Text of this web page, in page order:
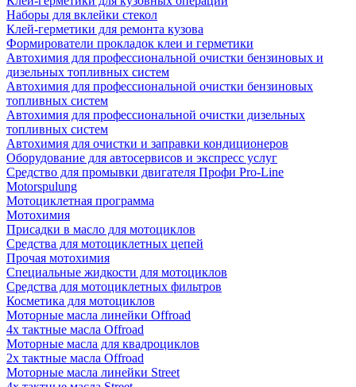
Наборы для вклейки стекол
Клей-герметики для ремонта кузова
Формирователи прокладок клеи и герметики
Автохимия для профессиональной очистки бензиновых и
дизельных топливных систем
Автохимия для профессиональной очистки бензиновых
топливных систем
Автохимия для профессиональной очистки дизельных
топливных систем
Автохимия для очистки и заправки кондиционеров
Оборудование для автосервисов и экспресс услуг
Средство для промывки двигателя Профи Pro-Line
Motorspulung
Мотоциклетная программа
Мотохимия
Присадки в масло для мотоциклов
Средства для мотоциклетных цепей
Прочая мотохимия
Специальные жидкости для мотоциклов
Средства для мотоциклетных фильтров
Косметика для мотоциклов
Моторные масла линейки Offroad
4х тактные масла Offroad
Моторные масла для квадроциклов
2х тактные масла Offroad
Моторные масла линейки Street